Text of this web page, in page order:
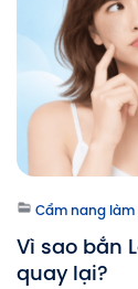
Cẩm nang làm
Vì sao bắn
quay lại?